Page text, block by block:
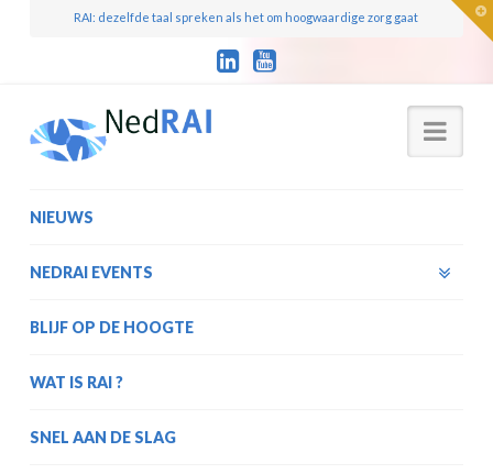
RAI: dezelfde taal spreken als het om hoogwaardige zorg gaat
NIEUWS
NEDRAI EVENTS
BLIJF OP DE HOOGTE
WAT IS RAI ?
SNEL AAN DE SLAG